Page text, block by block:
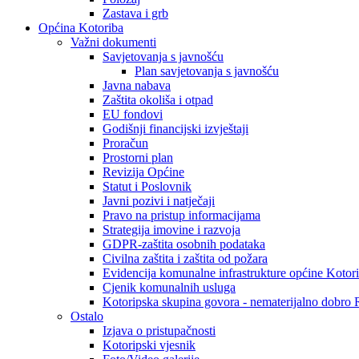
Zastava i grb
Općina Kotoriba
Važni dokumenti
Savjetovanja s javnošću
Plan savjetovanja s javnošću
Javna nabava
Zaštita okoliša i otpad
EU fondovi
Godišnji financijski izvještaji
Proračun
Prostorni plan
Revizija Općine
Statut i Poslovnik
Javni pozivi i natječaji
Pravo na pristup informacijama
Strategija imovine i razvoja
GDPR-zaštita osobnih podataka
Civilna zaštita i zaštita od požara
Evidencija komunalne infrastrukture općine
Cjenik komunalnih usluga
Kotoripska skupina govora - nematerijalno dobro
Ostalo
Izjava o pristupačnosti
Kotoripski vjesnik